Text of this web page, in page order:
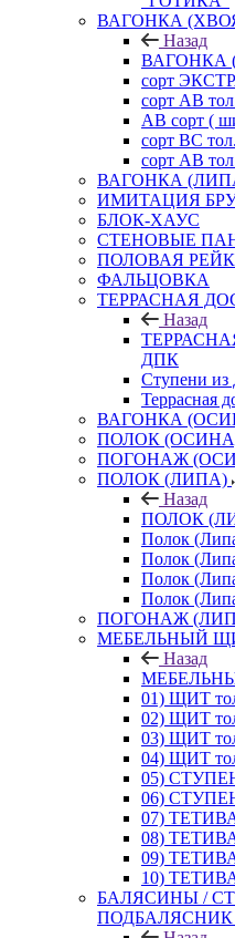
ВАГОНКА
Назад
ВАГОНКА
сорт
сорт АВ
АВ сорт (
сорт ВС
сорт АВ
ВАГОНКА
ИМИТАЦИЯ
БЛОК-ХАУС
СТЕНОВЫЕ
ПОЛОВАЯ
ФАЛЬЦОВКА
ТЕРРАСНАЯ
Назад
ДПК
Ступени
Террасная
ВАГОНКА
ПОЛОК
ПОГОНАЖ
ПОЛОК (ЛИПА)
Назад
ПОЛОК
Полок
Полок
Полок
Полок
ПОГОНАЖ
МЕБЕЛЬНЫЙ
Назад
01) ЩИТ
02) ЩИТ
03) ЩИТ
04) ЩИТ
05)
06)
07) ТЕТИВА
08) ТЕТИВА
09) ТЕТИВА
10)
БАЛЯСИНЫ /
ПОДБАЛЯСНИК